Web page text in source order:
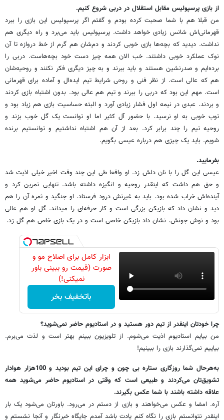
از بازی پرسپولیس مقابل استقلال در دربی شروع کنیم.
من قبلا هم با شما صحبت کرده بودم و گفتم اگر پرسپولیس این بازی را ببرد
قهرمانی‌اش شانس زیادی خواهد داشت. پرسپولیس باید می‌برد و راه دیگری هم
نداشت. دیدید که بچه‌ها بازی خوبی کردند و دم‌شان هم گرم از خط دروازه تا آن
نوک عملکرد خوبی داشتند. خب الان همه چیز دست خود بچه‌هاست. دربی را
برده‌ایم و صدرنشین هستند و باید ببرند و به چیز دیگری فکر نکنند و روحیه‌شان
هم که عالی است. از نظر فنی و روحی شرایط تیم ایده‌ال و آماده برای قهرمانی
است. مهم این بود که دربی را ببرند و تیم هم عالی بود. بدون اشتباه بازی کردند
و بردند. عبدی در نیمه اول فشار زیادی آورد و البته حساسیت بازی هم زیاد بود و
توپ خوبی به او نرسید. با حضور آل کثیر اما او توانست یک گل خوب بزند و
روحیه تیم را چند برابر کرد. بعد از آن هم اشتباه نداشتیم و توانستیم برنده
شویم. باید یک چیزی هم درباره عیسی بگویم.
بفرمایید.
عیسی این گل را با نان دلش زد. او واقعا طی این چند وقت اخیر خیلی اذیت شد
و حق هم داشت که اینقدر روحیه و انگیزه داشته باشد. تنهایی تمرین کرد و
آینده‌اش خراب شده بود. باید به غیرتش درود فرستاد. او جنگید و ثمره آن را هم
دید و نشان داد که بازیکن بزرگی است و کار حرفه‌ای را می‎داند. گل او هم عالی
بود و نوش جونش. نشان داد بازیکن خاصی است و در یک بازی خاص هم گل زد.
ابزار کامل برای اصلاح مو و
صورت (قیمت رو ببینی باور
نمیکنی!)
باتخفیف بخر
چرا خودتان اینقدر از تیم دور هستید و در استادیوم حاضر نمی‌شوید؟
من بیایم استادیوم اذیت می‌شوم. از تلویزیون ببینم بهتر است و لذت می‌برم.
بیاییم نمی‌گذارند بازی را ببینیم!
به‌هرحال شما روزگاری ستاره بی چون و چرای این تیم بودید و 100هزار هوادار
تشویق‌تان می‌کردند و طبیعی است که وقتی در استادیوم حاضر می‌شوید همه
علاقه داشته باشند با شما عکس بگیرند.
آره. امضا و عکس می‌خواهند و بازی از دستم در می‌رود. باورتان می‌شود یک بار
اینقدر نتوانستم بازی را نگاه کنم یادت باشد آمدم جایگاه خبرنگار و آنجا نشستم و